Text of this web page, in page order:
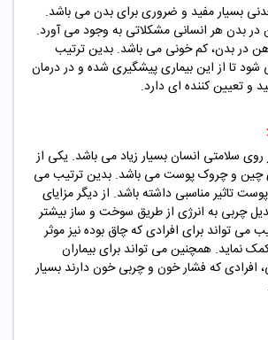
بسیار مفید و ضروری برای بدن می باشد.
در بدن هر انسانی مشکلاتی به وجود می آورد.
در بدن، کم خونی می باشد. بدین ترتیب
تا از این بیماری پیشگیری شده و در درمان
و تعیین کننده ای دارد.
روی سلامتی انسان بسیار زیاد می باشد. یکی از
چین و چروک پوست می باشد. بدین ترتیب می
تاثیر مناسبی داشته باشد. از دیگر مزایای
چربی به انرژی از طریق سوخت و ساز بیشتر
می تواند برای افرادی که چاق بوده نیز موثر
نماید. همچنین می تواند برای بیماران
افرادی که فشار خون و چربی خون دارند بسیار